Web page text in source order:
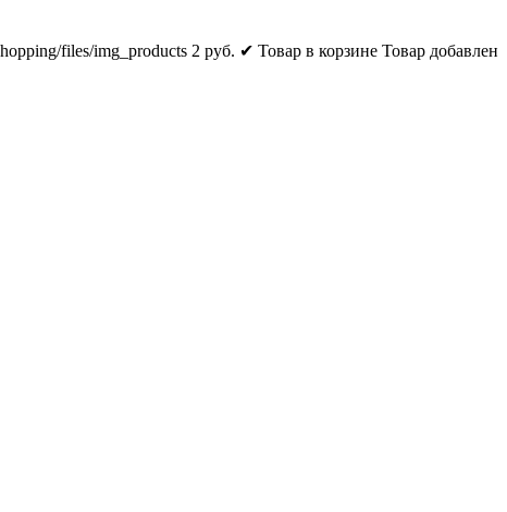
files/img_products 2 руб. ✔ Товар в корзине Товар добавлен